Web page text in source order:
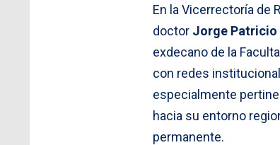
En la Vicerrectoría de
doctor Jorge Patricio
exdecano de la
con redes
especialmente
hacia su entorno
permanente.